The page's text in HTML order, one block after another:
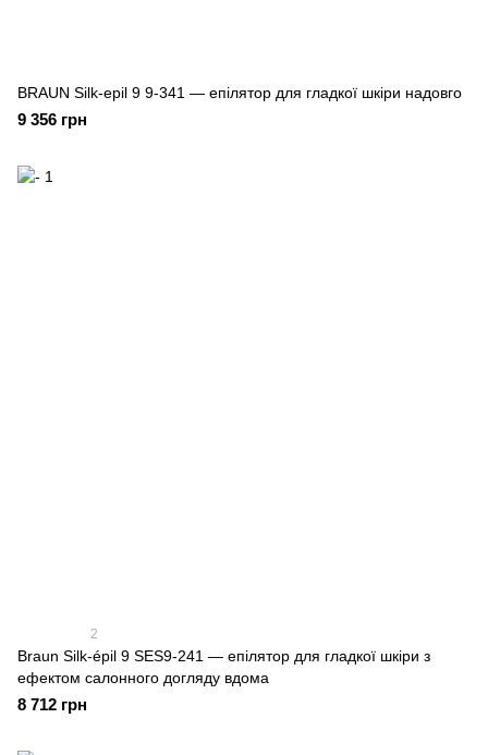
BRAUN Silk-epil 9 9-341 — епілятор для гладкої шкіри надовго
9 356 грн
2
Braun Silk-épil 9 SES9-241 — епілятор для гладкої шкіри з
ефектом салонного догляду вдома
8 712 грн